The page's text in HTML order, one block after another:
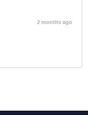
2 months ago